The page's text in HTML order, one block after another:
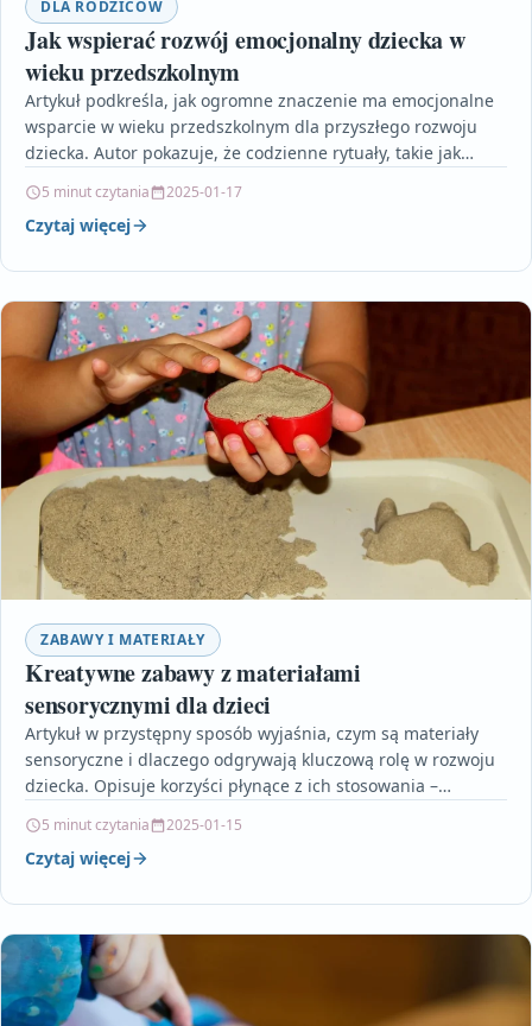
DLA RODZICÓW
Jak wspierać rozwój emocjonalny dziecka w
wieku przedszkolnym
Artykuł podkreśla, jak ogromne znaczenie ma emocjonalne
wsparcie w wieku przedszkolnym dla przyszłego rozwoju
dziecka. Autor pokazuje, że codzienne rytuały, takie jak
5 minut czytania 2025-01-17
Czytaj więcej
ZABAWY I MATERIAŁY
Kreatywne zabawy z materiałami
sensorycznymi dla dzieci
Artykuł w przystępny sposób wyjaśnia, czym są materiały
sensoryczne i dlaczego odgrywają kluczową rolę w rozwoju
dziecka. Opisuje korzyści płynące z ich stosowania –…
5 minut czytania 2025-01-15
Czytaj więcej